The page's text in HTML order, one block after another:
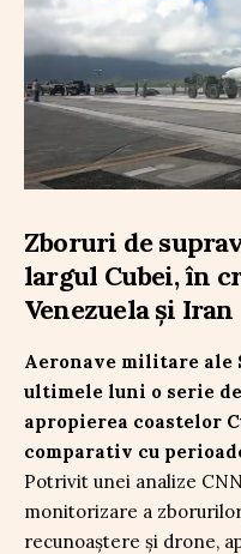
Zboruri de
largul Cubei, în
Venezuela și Iran
Aeronave militare ale
ultimele luni o serie
apropierea coastelor
comparativ cu
Potrivit unei analize
monitorizare a
recunoaștere și drone,